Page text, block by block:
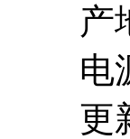
产
电
更